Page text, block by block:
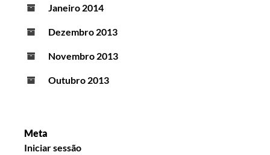
Janeiro 2014
Dezembro 2013
Novembro 2013
Outubro 2013
Meta
Iniciar sessão